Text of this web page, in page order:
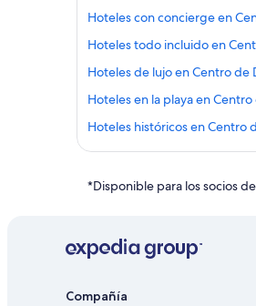
Hoteles con concierge en
Hoteles todo incluido en
Hoteles de lujo en Centro de
Hoteles en la playa en
Hoteles históricos en Centro
Hoteles baratos en Centro
Hoteles cerca del acuario en
Hoteles con cocina en Centro
Hoteles con estacionamiento
Hoteles con área de juegos
*Disponible para los socios
Compañía